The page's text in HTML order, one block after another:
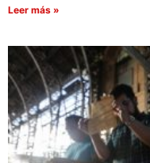
Leer más »